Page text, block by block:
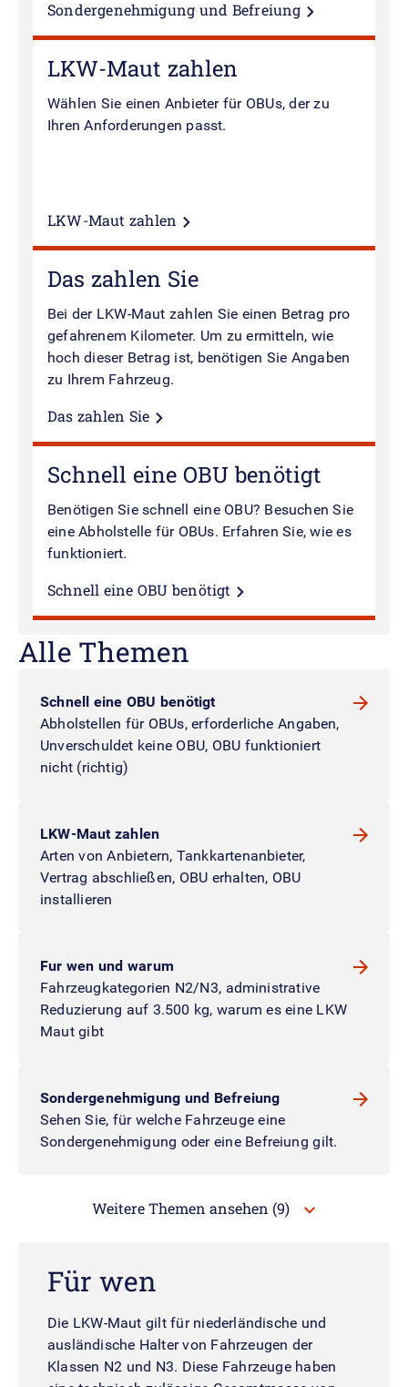
Sondergenehmigung und Befreiung
LKW-Maut zahlen
Wählen Sie einen Anbieter für OBUs, der zu
Ihren Anforderungen passt.
LKW-Maut zahlen
Das zahlen Sie
Bei der LKW-Maut zahlen Sie einen Betrag pro
gefahrenem Kilometer. Um zu ermitteln, wie
hoch dieser Betrag ist, benötigen Sie Angaben
zu Ihrem Fahrzeug.
Das zahlen Sie
Schnell eine OBU benötigt
Benötigen Sie schnell eine OBU? Besuchen Sie
eine Abholstelle für OBUs. Erfahren Sie, wie es
funktioniert.
Schnell eine OBU benötigt
Alle Themen
Schnell eine OBU benötigt
Abholstellen für OBUs, erforderliche Angaben,
Unverschuldet keine OBU, OBU funktioniert
nicht (richtig)
LKW-Maut zahlen
Arten von Anbietern, Tankkartenanbieter,
Vertrag abschließen, OBU erhalten, OBU
installieren
Fur wen und warum
Fahrzeugkategorien N2/N3, administrative
Reduzierung auf 3.500 kg, warum es eine LKW
Maut gibt
Sondergenehmigung und Befreiung
Sehen Sie, für welche Fahrzeuge eine
Sondergenehmigung oder eine Befreiung gilt.
Weitere Themen ansehen (9)
Für wen
Die LKW-Maut gilt für niederländische und
ausländische Halter von Fahrzeugen der
Klassen N2 und N3. Diese Fahrzeuge haben